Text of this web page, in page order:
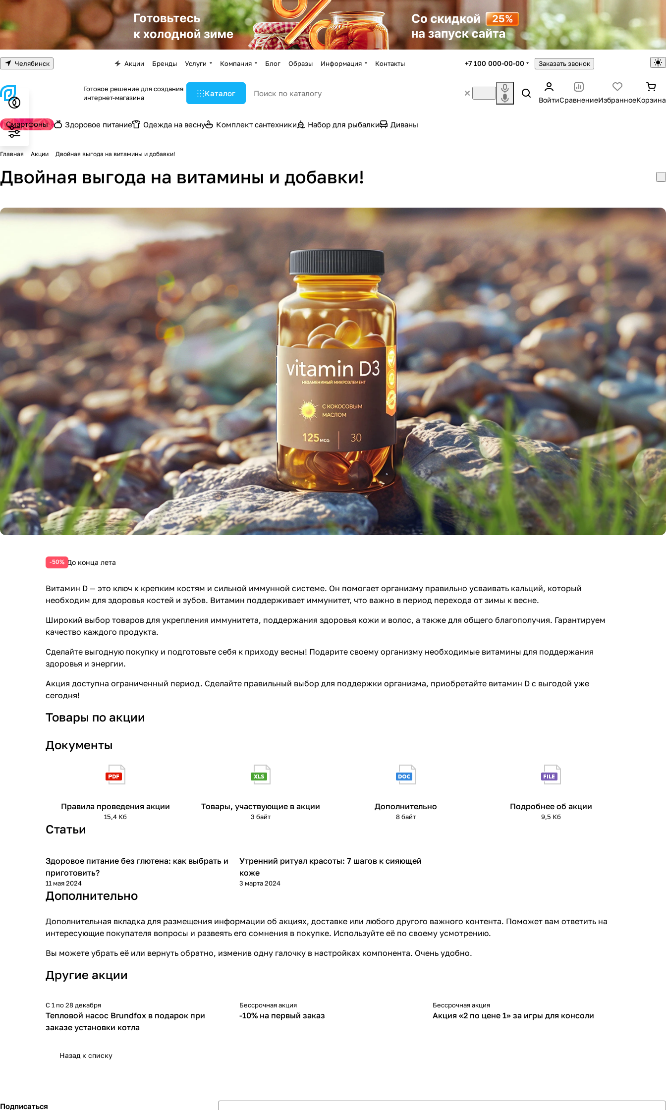
Челябинск Акции Бренды Услуги Компания Блог Образы Информация Контакты +7 100 000-00-00 Заказать звонок
Готовое решение для создания
интернет-магазина
Каталог
ВойтиСравнениеИзбранноеКорзина
Смартфоны Здоровое питание Одежда на весну Комплект сантехники Набор для рыбалки Диваны
Главная Акции Двойная выгода на витамины и добавки!
Двойная выгода на витамины и добавки!
-50% До конца лета
Витамин D — это ключ к крепким костям и сильной иммунной системе. Он помогает организму правильно усваивать кальций, который
необходим для здоровья костей и зубов. Витамин поддерживает иммунитет, что важно в период перехода от зимы к весне.
Широкий выбор товаров для укрепления иммунитета, поддержания здоровья кожи и волос, а также для общего благополучия. Гарантируем
качество каждого продукта.
Сделайте выгодную покупку и подготовьте себя к приходу весны! Подарите своему организму необходимые витамины для поддержания
здоровья и энергии.
Акция доступна ограниченный период. Сделайте правильный выбор для поддержки организма, приобретайте витамин D с выгодой уже
сегодня!
Товары по акции
Документы
Правила проведения акции
15,4 Кб
Товары, участвующие в акции
3 байт
Дополнительно
8 байт
Подробнее об акции
9,5 Кб
Статьи
Советы покупателям
Здоровое питание без глютена: как выбрать и
приготовить?
11 мая 2024
Стиль и красота
Утренний ритуал красоты: 7 шагов к сияющей
коже
3 марта 2024
Дополнительно
Дополнительная вкладка для размещения информации об акциях, доставке или любого другого важного контента. Поможет вам ответить на
интересующие покупателя вопросы и развеять его сомнения в покупке. Используйте её по своему усмотрению.
Вы можете убрать её или вернуть обратно, изменив одну галочку в настройках компонента. Очень удобно.
Другие акции
С 1 по 28 декабря
Тепловой насос Brundfox в подарок при
заказе установки котла
-10%
Бессрочная акция
-10% на первый заказ
-100%
Бессрочная акция
Акция «2 по цене 1» за игры для консоли
Назад к списку
Подписаться